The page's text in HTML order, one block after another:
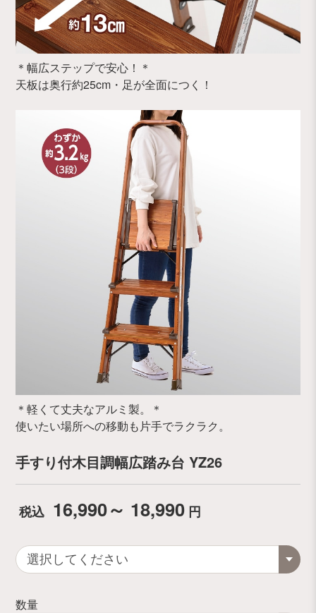
＊幅広ステップで安心！＊
天板は奥行約25cm・足が全面につく！
＊軽くて丈夫なアルミ製。＊
使いたい場所への移動も片手でラクラク。
手すり付木目調幅広踏み台 YZ26
税込 16,990～ 18,990 円
数量